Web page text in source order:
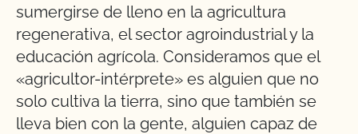
sumergirse de lleno en la agricultura
regenerativa, el sector agroindustrial y la
educación agrícola. Consideramos que el
«agricultor-intérprete» es alguien que no
solo cultiva la tierra, sino que también se
lleva bien con la gente, alguien capaz de